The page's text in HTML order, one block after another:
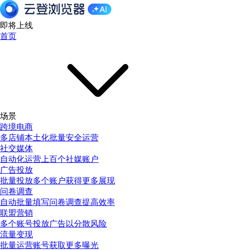
即将上线
首页
场景
跨境电商
多店铺本土化批量安全运营
社交媒体
自动化运营上百个社媒账户
广告投放
批量投放多个账户获得更多展现
问卷调查
自动批量填写问卷调查提高效率
联盟营销
多个账号投放广告以分散风险
流量变现
批量运营账号获取更多曝光